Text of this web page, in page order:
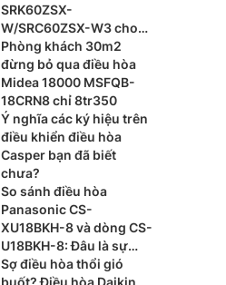
SRK60ZSX-
W/SRC60ZSX-W3 cho
phòng khách
Phòng khách 30m2
đừng bỏ qua điều hòa
Midea 18000 MSFQB-
18CRN8 chỉ 8tr350
Ý nghĩa các ký hiệu trên
điều khiển điều hòa
Casper bạn đã biết
chưa?
So sánh điều hòa
Panasonic CS-
XU18BKH-8 và dòng CS-
U18BKH-8: Đâu là sự
khác biệt?
Sợ điều hòa thổi gió
buốt? Điều hòa Daikin